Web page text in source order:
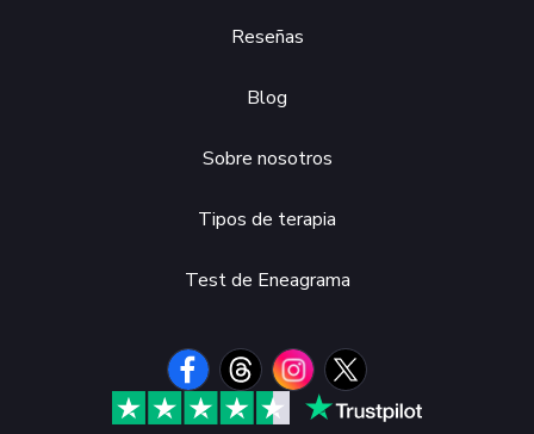
Reseñas
Blog
Sobre nosotros
Tipos de terapia
Test de Eneagrama